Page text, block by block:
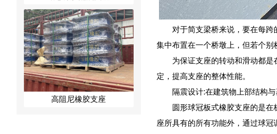
高阻尼橡胶支座
对于简支梁桥来说，要在每
集中布置在一个桥墩上，但若个别
为保证支座的转动和滑动都
定，提高支座的整体性能。
隔震设计:在建筑物上部结构
圆形球冠板式橡胶支座的是
座所具有的所有功能外，通过球